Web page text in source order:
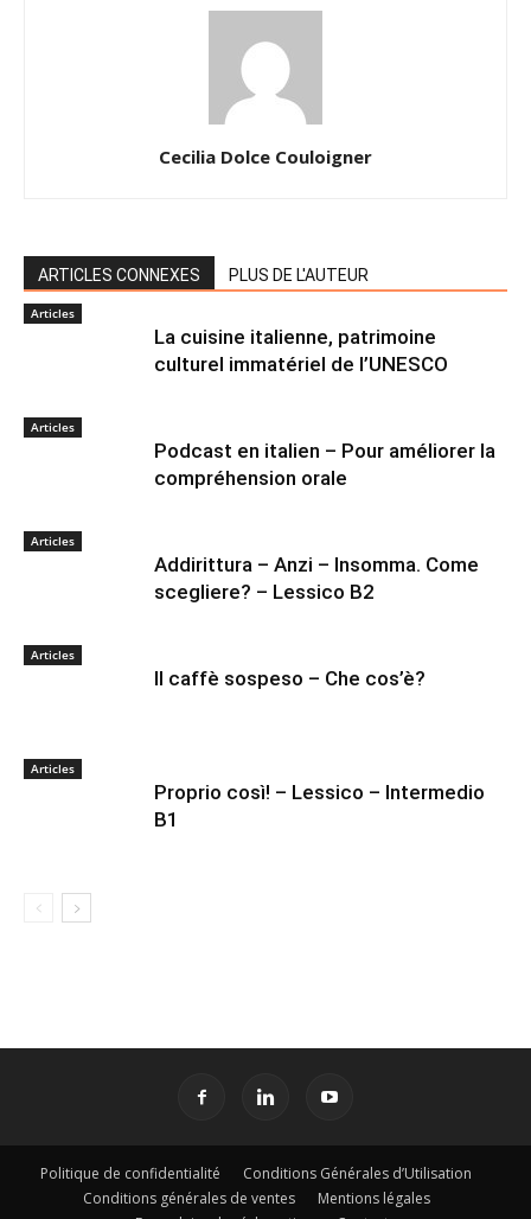
Cecilia Dolce Couloigner
ARTICLES CONNEXES PLUS DE L'AUTEUR
Articles
La cuisine italienne, patrimoine
culturel immatériel de l’UNESCO
Articles
Podcast en italien – Pour améliorer la
compréhension orale
Articles
Addirittura – Anzi – Insomma. Come
scegliere? – Lessico B2
Articles
Il caffè sospeso – Che cos’è?
Articles
Proprio così! – Lessico – Intermedio
B1
Politique de confidentialité
Conditions Générales d’Utilisation
Conditions générales de ventes
Mentions légales